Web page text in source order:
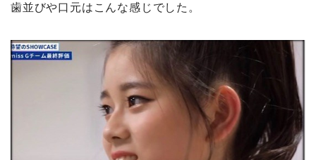
歯並びや口元はこんな感じでした。